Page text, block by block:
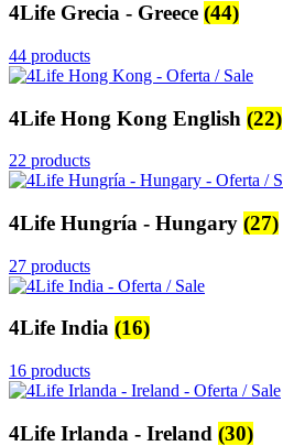
4Life Grecia - Greece (44)
44 products
4Life Hong Kong English (22)
22 products
4Life Hungría - Hungary (27)
27 products
4Life India (16)
16 products
4Life Irlanda - Ireland (30)